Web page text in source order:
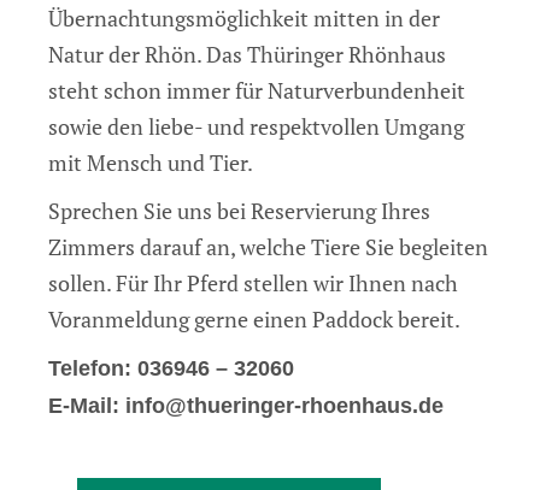
Übernachtungsmöglichkeit mitten in der
Natur der Rhön. Das Thüringer Rhönhaus
steht schon immer für Naturverbundenheit
sowie den liebe- und respektvollen Umgang
mit Mensch und Tier.
Sprechen Sie uns bei Reservierung Ihres
Zimmers darauf an, welche Tiere Sie begleiten
sollen. Für Ihr Pferd stellen wir Ihnen nach
Voranmeldung gerne einen Paddock bereit.
Telefon: 036946 – 32060
E-Mail: info@thueringer-rhoenhaus.de